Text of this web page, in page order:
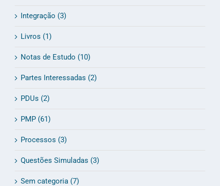
Integração (3)
Livros (1)
Notas de Estudo (10)
Partes Interessadas (2)
PDUs (2)
PMP (61)
Processos (3)
Questões Simuladas (3)
Sem categoria (7)